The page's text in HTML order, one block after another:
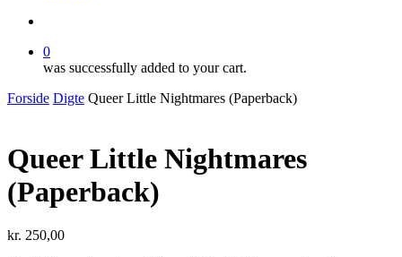
0
was successfully added to your cart.
Forside Digte Queer Little Nightmares (Paperback)
Queer Little Nightmares
(Paperback)
kr. 250,00